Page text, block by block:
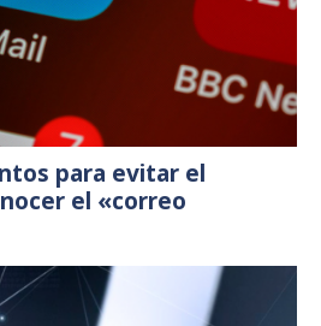
para evitar el
el «correo